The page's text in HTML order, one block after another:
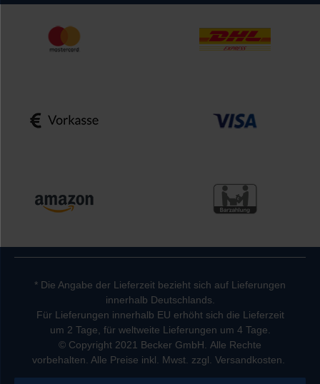
* Die Angabe der Lieferzeit bezieht sich auf Lieferungen
innerhalb Deutschlands.
Für Lieferungen innerhalb EU erhöht sich die Lieferzeit
um 2 Tage, für weltweite Lieferungen um 4 Tage.
© Copyright 2021 Becker GmbH. Alle Rechte
vorbehalten. Alle Preise inkl. Mwst. zzgl. Versandkosten.